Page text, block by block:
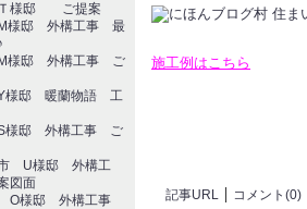
施工例はこちら
記事URL コメント(0)
様邸 ご提案
様邸 外構工事 最
様邸 外構工事 ご
様邸 暖蘭物語 工
様邸 外構工事 ご
市 U様邸 外構工
図面
O様邸 外構工事